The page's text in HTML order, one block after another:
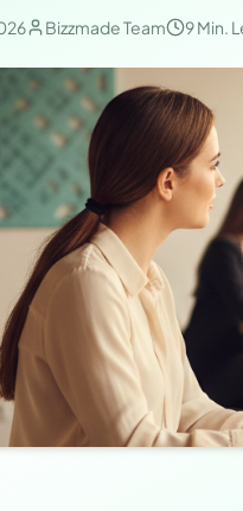
Bizzmade Team 9 Min.